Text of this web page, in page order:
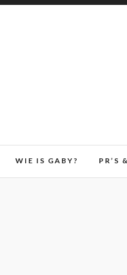
WIE IS GABY? PR’S